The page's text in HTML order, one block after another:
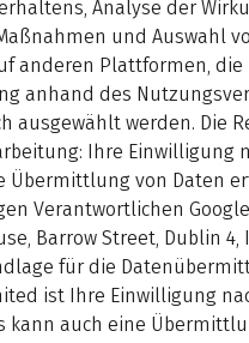
Analyse der
und Auswahl
anderen Plattformen,
anhand des
ausgewählt werden. Die
Ihre Einwilligung
Übermittlung von Daten
Verantwortlichen
Barrow Street, Dublin 4,
für die
ist Ihre Einwilligung
kann auch eine